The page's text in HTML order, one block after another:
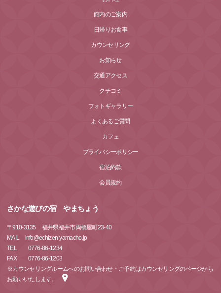
館内のご案内
日帰りお食事
カウンセリング
お知らせ
交通アクセス
クチコミ
フォトギャラリー
よくあるご質問
カフェ
プライバシーポリシー
宿泊約款
会員規約
さかな遊びの宿 やまちょう
〒910-3135
福井県福井市両橋屋町23-40
MAIL info@echizen-yamacho.jp
TEL 0776-86-1234
FAX 0776-86-1203
※カウンセリングルームへのお問い合わせ・ご予約はカウンセリングのページから
お願いいたします。